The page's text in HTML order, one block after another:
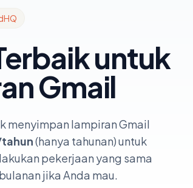
untuk
Gmail
menyimpan lampiran Gmail
(hanya tahunan) untuk
pekerjaan yang sama
jika Anda mau.